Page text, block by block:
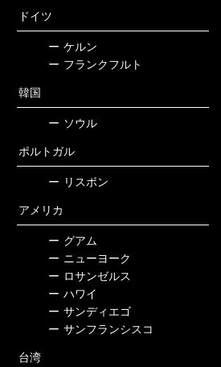
ドイツ
ー ケルン
ー フランクフルト
韓国
ー ソウル
ポルトガル
ー リスボン
アメリカ
ー グアム
ー ニューヨーク
ー ロサンゼルス
ー ハワイ
ー サンディエゴ
ー サンフランシスコ
台湾